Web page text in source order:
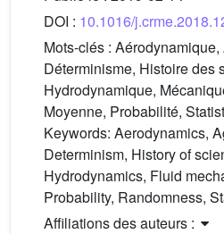
DOI : 10.1016/
Mots-clés :
Déterminisme, Histoire des
Hydrodynamique,
Moyenne, Probabilité,
Keywords: Aerodynamics,
Determinism, History of
Hydrodynamics, Fluid
Probability, Randomness,
Affiliations des auteurs :